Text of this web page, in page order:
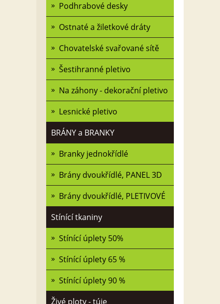
Podhrabové desky
Ostnaté a žiletkové dráty
Chovatelské svařované sítě
Šestihranné pletivo
Na záhony - dekorační pletivo
Lesnické pletivo
BRÁNY a BRANKY
Branky jednokřídlé
Brány dvoukřídlé, PANEL 3D
Brány dvoukřídlé, PLETIVOVÉ
Stínící tkaniny
Stínící úplety 50%
Stínící úplety 65 %
Stínící úplety 90 %
Živé ploty - túje